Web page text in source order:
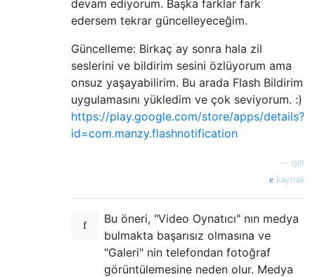
devam ediyorum. Başka farklar fark
edersem tekrar güncelleyeceğim.
Güncelleme: Birkaç ay sonra hala zil
seslerini ve bildirim sesini özlüyorum ama
onsuz yaşayabilirim. Bu arada Flash Bildirim
uygulamasını yükledim ve çok seviyorum. :)
https://play.google.com/store/apps/details?
id=com.manzy.flashnotification
ışın
kaynak
Bu öneri, "Video Oynatıcı" nın medya
bulmakta başarısız olmasına ve
"Galeri" nin telefondan fotoğraf
görüntülemesine neden olur. Medya